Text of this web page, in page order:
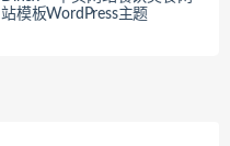
站模板WordPress主题